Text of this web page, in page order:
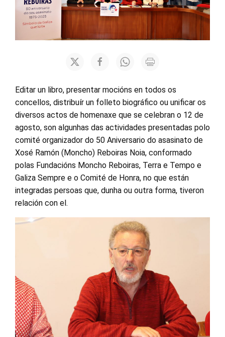
Editar un libro, presentar mocións en todos os
concellos, distribuír un folleto biográfico ou unificar os
diversos actos de homenaxe que se celebran o 12 de
agosto, son algunhas das actividades presentadas polo
comité organizador do 50 Aniversario do asasinato de
Xosé Ramón (Moncho) Reboiras Noia, conformado
polas Fundacións Moncho Reboiras, Terra e Tempo e
Galiza Sempre e o Comité de Honra, no que están
integradas persoas que, dunha ou outra forma, tiveron
relación con el.